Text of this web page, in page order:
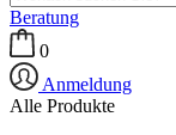
Beratung
0
Anmeldung
Alle Produkte